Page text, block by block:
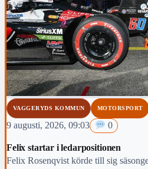
VAGGERYDS KOMMUN MOTORSPORT
9 augusti, 2026, 09:03 0
Felix startar i ledarpositionen
Felix Rosenqvist körde till sig